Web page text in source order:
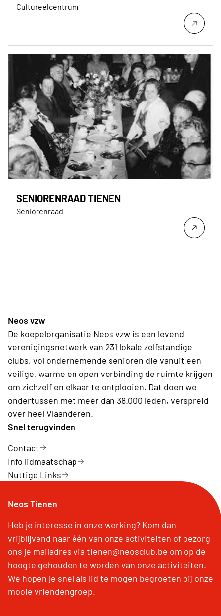
Cultureelcentrum
SENIORENRAAD TIENEN
Seniorenraad
Neos vzw
De koepelorganisatie Neos vzw is een levend
verenigingsnetwerk van 231 lokale zelfstandige
clubs, vol ondernemende senioren die vanuit een
veilige, warme en open verbinding de ruimte krijgen
om zichzelf en elkaar te ontplooien. Dat doen we
ondertussen met meer dan 38.000 leden, verspreid
over heel Vlaanderen.
Snel terugvinden
Contact
Info lidmaatschap
Nuttige Links
Neos Tienen
Heb je interesse in onze werking? Kom dan
vrijblijvend naar één van onze activiteiten of bezorg
ons je mailadres via tienen@neosclub.be om op de
hoogte gehouden te worden van onze activiteiten.
We hopen je snel als lid te mogen begroeten bij onze
mooie vriendengroep.